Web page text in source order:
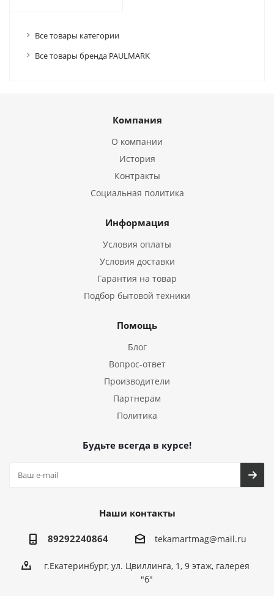
Все товары категории
Все товары бренда PAULMARK
Компания
О компании
История
Контракты
Социальная политика
Информация
Условия оплаты
Условия доставки
Гарантия на товар
Подбор бытовой техники
Помощь
Блог
Вопрос-ответ
Производители
Партнерам
Политика
Будьте всегда в курсе!
Наши контакты
89292240864 tekamartmag@mail.ru
г.Екатеринбург, ул. Цвиллинга, 1, 9 этаж, галерея
"б"